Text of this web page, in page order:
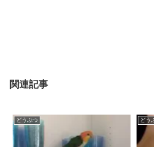
関連記事
どうぶつ どう